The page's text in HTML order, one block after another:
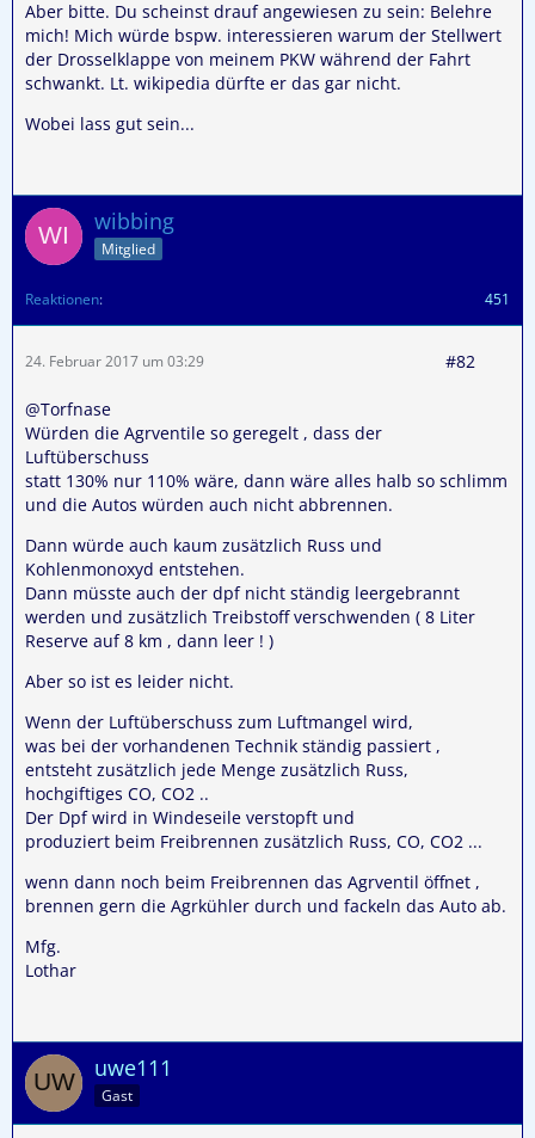
Aber bitte. Du scheinst drauf angewiesen zu sein: Belehre
mich! Mich würde bspw. interessieren warum der Stellwert
der Drosselklappe von meinem PKW während der Fahrt
schwankt. Lt. wikipedia dürfte er das gar nicht.
Wobei lass gut sein...
wibbing
Mitglied
Reaktionen 451
24. Februar 2017 um 03:29 #82
@Torfnase
Würden die Agrventile so geregelt , dass der
Luftüberschuss
statt 130% nur 110% wäre, dann wäre alles halb so schlimm
und die Autos würden auch nicht abbrennen.
Dann würde auch kaum zusätzlich Russ und
Kohlenmonoxyd entstehen.
Dann müsste auch der dpf nicht ständig leergebrannt
werden und zusätzlich Treibstoff verschwenden ( 8 Liter
Reserve auf 8 km , dann leer ! )
Aber so ist es leider nicht.
Wenn der Luftüberschuss zum Luftmangel wird,
was bei der vorhandenen Technik ständig passiert ,
entsteht zusätzlich jede Menge zusätzlich Russ,
hochgiftiges CO, CO2 ..
Der Dpf wird in Windeseile verstopft und
produziert beim Freibrennen zusätzlich Russ, CO, CO2 ...
wenn dann noch beim Freibrennen das Agrventil öffnet ,
brennen gern die Agrkühler durch und fackeln das Auto ab.
Mfg.
Lothar
uwe111
Gast